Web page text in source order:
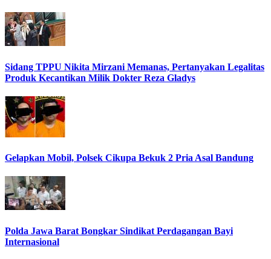
Sidang TPPU Nikita Mirzani Memanas, Pertanyakan Legalitas
Produk Kecantikan Milik Dokter Reza Gladys
Gelapkan Mobil, Polsek Cikupa Bekuk 2 Pria Asal Bandung
Polda Jawa Barat Bongkar Sindikat Perdagangan Bayi
Internasional